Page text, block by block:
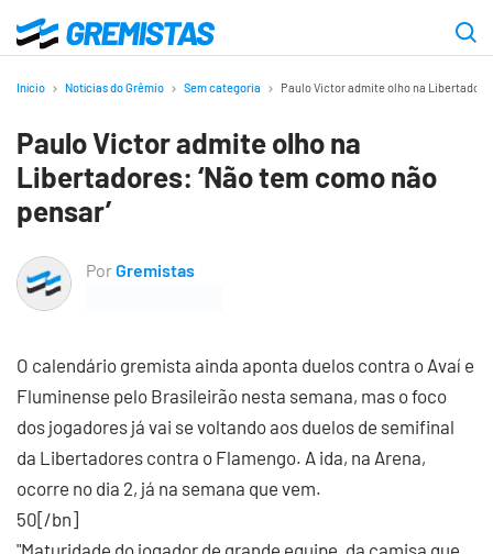
para
principal
Gremistas
Início Notícias do Grêmio Sem categoria Paulo Victor admite olho na
Paulo Victor admite olho na
Libertadores: ‘Não tem como não
pensar’
PorGremistas
O calendário gremista ainda aponta duelos contra o Avaí e
Fluminense pelo Brasileirão nesta semana, mas o foco
dos jogadores já vai se voltando aos duelos de semifinal
da Libertadores contra o Flamengo. A ida, na Arena,
ocorre no dia 2, já na semana que vem.
50[/bn]
"Maturidade do jogador de grande equipe, da camisa que